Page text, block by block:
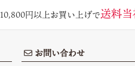
10,800円以上お買い上げで送料
お問い合わせ